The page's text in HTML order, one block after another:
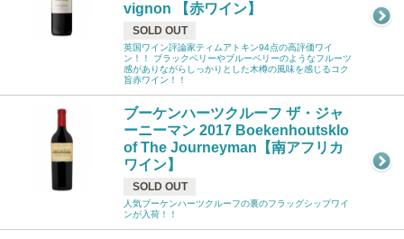
vignon 【赤ワイン】
SOLD OUT
英国ワイン評論家ティムアトキン94点の高評価ワイ
ン！！ ブラックベリーやブルーベリーのようなフルーツ
感がありながらしっかりとした木樽の風味を感じるコク
旨赤ワイン！！
ブーケンハーツクルーフ ザ・ジャ
ーニーマン 2017 Boekenhoutsklo
of The Journeyman【南アフリカ
ワイン】
SOLD OUT
人気ブーケンハーツクルーフの裏のフラッグシップワイ
ンが入荷！！